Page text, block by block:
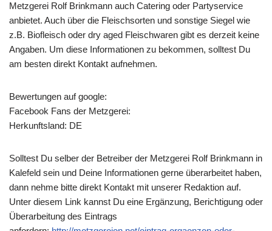
Metzgerei Rolf Brinkmann auch Catering oder Partyservice
anbietet. Auch über die Fleischsorten und sonstige Siegel wie
z.B. Biofleisch oder dry aged Fleischwaren gibt es derzeit keine
Angaben. Um diese Informationen zu bekommen, solltest Du
am besten direkt Kontakt aufnehmen.
Bewertungen auf google:
Facebook Fans der Metzgerei:
Herkunftsland: DE
Solltest Du selber der Betreiber der Metzgerei Rolf Brinkmann in
Kalefeld sein und Deine Informationen gerne überarbeitet haben,
dann nehme bitte direkt Kontakt mit unserer Redaktion auf.
Unter diesem Link kannst Du eine Ergänzung, Berichtigung oder
Überarbeitung des Eintrags